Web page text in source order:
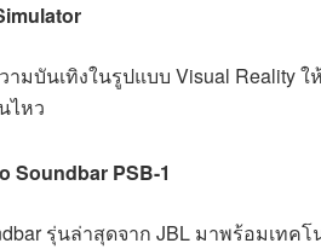
ามบันเทิงในรูปแบบ Visual Reality
ไหว
Soundbar PSB-1
รุ่นล่าสุดจาก JBL มาพร้อมเท